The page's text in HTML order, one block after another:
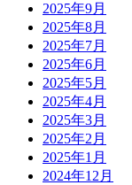
2025年9月
2025年8月
2025年7月
2025年6月
2025年5月
2025年4月
2025年3月
2025年2月
2025年1月
2024年12月